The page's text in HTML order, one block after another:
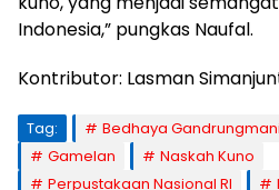
Indonesia,” pungkas Naufal.
Kontributor: Lasman
Tag: Bedhaya
Gamelan
Naskah Kuno
Perpustakaan Nasional RI